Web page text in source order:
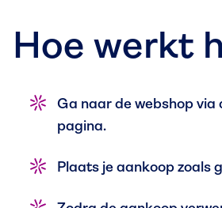
Hoe werkt
Ga naar de webshop via
pagina.
Plaats je aankoop zoals